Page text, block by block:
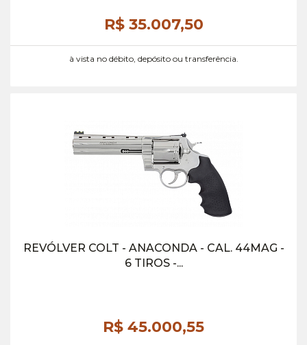
R$ 35.007,50
à vista no débito, depósito ou transferência.
REVÓLVER COLT - ANACONDA - CAL. 44MAG -
6 TIROS -...
R$ 45.000,55